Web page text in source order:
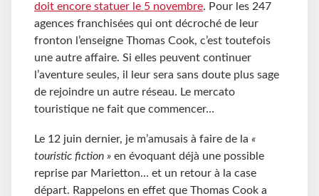
doit encore statuer le 5 novembre. Pour les 247
agences franchisées qui ont décroché de leur
fronton l’enseigne Thomas Cook, c’est toutefois
une autre affaire. Si elles peuvent continuer
l’aventure seules, il leur sera sans doute plus sage
de rejoindre un autre réseau. Le mercato
touristique ne fait que commencer…
Le 12 juin dernier, je m’amusais à faire de la «
touristic fiction » en évoquant déjà une possible
reprise par Marietton… et un retour à la case
départ. Rappelons en effet que Thomas Cook a